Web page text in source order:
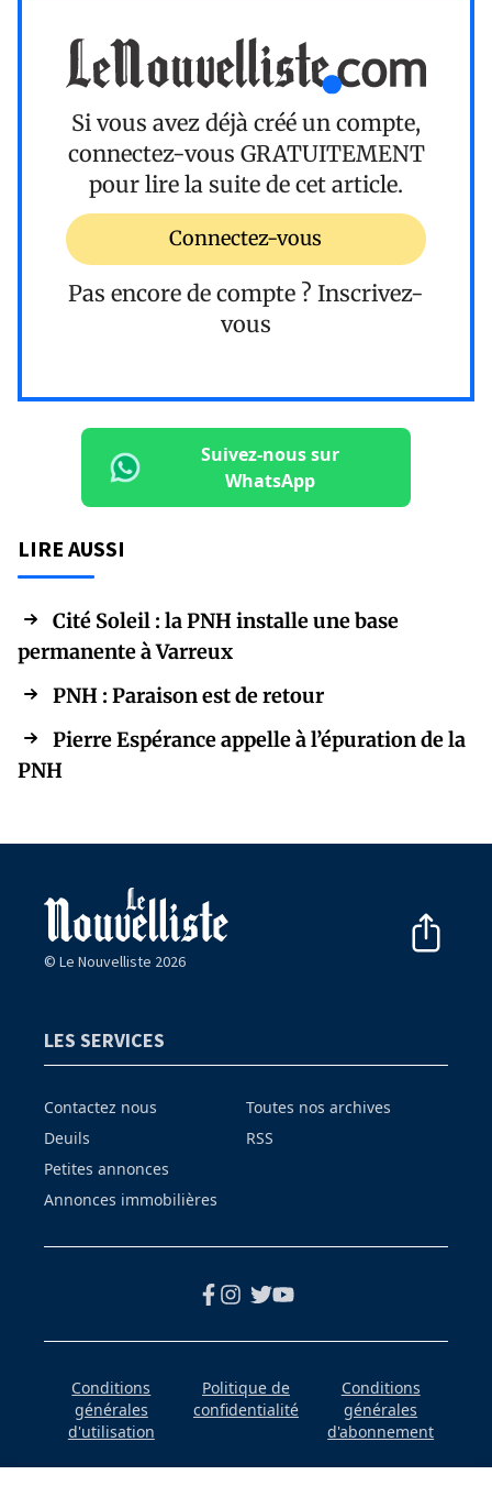
Si vous avez déjà créé un compte,
connectez-vous GRATUITEMENT
pour lire la suite de cet article.
Connectez-vous
Pas encore de compte ? Inscrivez-
vous
Suivez-nous sur
WhatsApp
LIRE AUSSI
Cité Soleil : la PNH installe une base
permanente à Varreux
PNH : Paraison est de retour
Pierre Espérance appelle à l’épuration de la
PNH
© Le Nouvelliste 2026
LES SERVICES
Contactez nous
Deuils
Petites annonces
Annonces immobilières
Toutes nos archives
RSS
Conditions
générales
d'utilisation
Politique de
confidentialité
Conditions
générales
d'abonnement